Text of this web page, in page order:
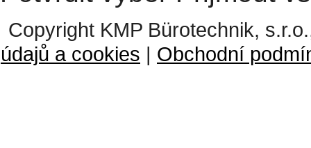
Copyright KMP Bürotechnik,
údajů a cookies | Obchodní